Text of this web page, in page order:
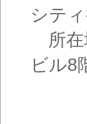
シテ
所在
ビル8